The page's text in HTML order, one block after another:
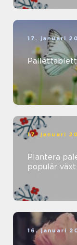
17. januari
Pallettablett
17. januari
Plantera
populär
16. januari